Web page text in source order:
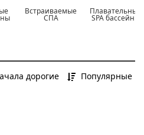
Встраиваемые
СПА
Плавательные
SPA бассейны
дорогие Популярные